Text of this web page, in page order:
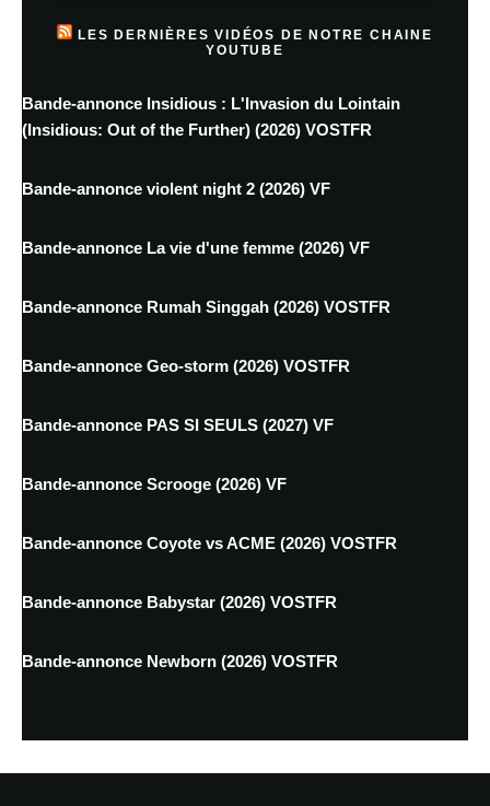
LES DERNIÈRES VIDÉOS DE NOTRE CHAINE
YOUTUBE
Bande-annonce Insidious : L'Invasion du Lointain
(Insidious: Out of the Further) (2026) VOSTFR
Bande-annonce violent night 2 (2026) VF
Bande-annonce La vie d'une femme (2026) VF
Bande-annonce Rumah Singgah (2026) VOSTFR
Bande-annonce Geo-storm (2026) VOSTFR
Bande-annonce PAS SI SEULS (2027) VF
Bande-annonce Scrooge (2026) VF
Bande-annonce Coyote vs ACME (2026) VOSTFR
Bande-annonce Babystar (2026) VOSTFR
Bande-annonce Newborn (2026) VOSTFR